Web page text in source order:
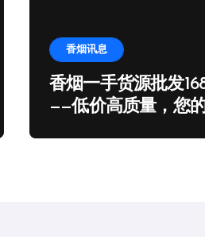
香烟讯息
香烟一手货源批发
——低价高质量，您